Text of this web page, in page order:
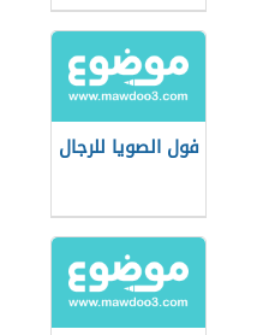
فول الصويا للرجال